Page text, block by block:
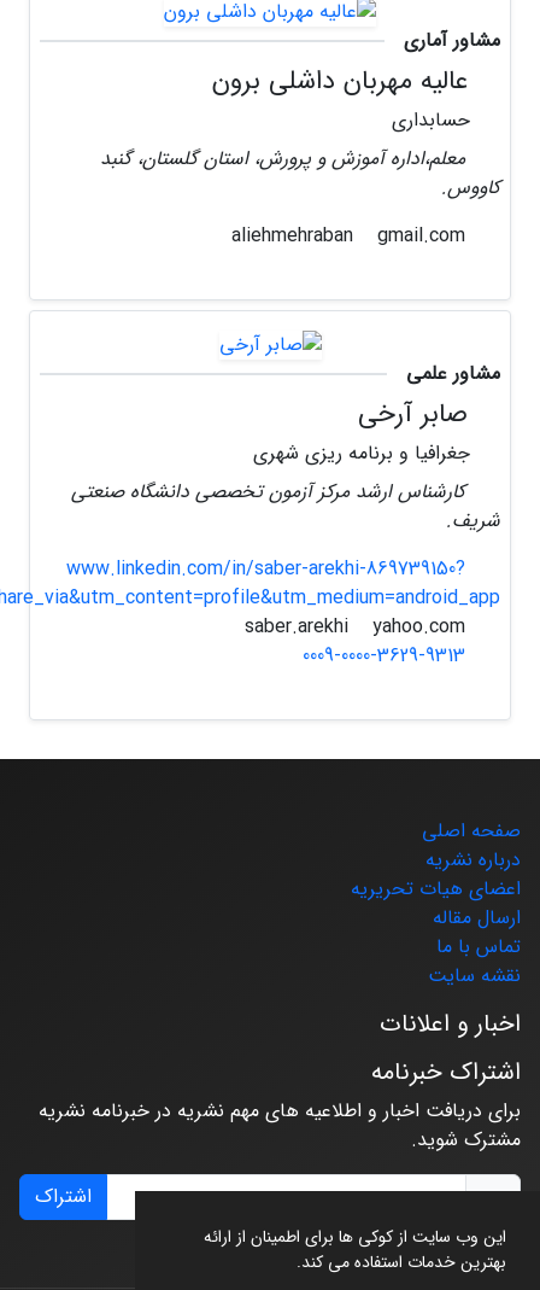
این وب سایت از کوکی ها برای اطمینان از ارائه
بهترین خدمات استفاده می کند.
مشاور آماری
عالیه مهربان داشلی برون
حسابداری
معلم،اداره آموزش و پرورش، استان گلستان، گنبد
کاووس.
gmail.com
مشاور علمی
صابر آرخی
جغرافیا و برنامه ریزی شهری
کارشناس ارشد مرکز آزمون تخصصی دانشگاه صنعتی
شریف.
www.linkedin.com/in/saber-arekhi-869739150?
yahoo.com
0009-0000-3629-9313
صفحه اصلی
درباره نشریه
اعضای هیات تحریریه
ارسال مقاله
تماس با ما
نقشه سایت
اخبار و اعلانات
اشتراک خبرنامه
برای دریافت اخبار و اطلاعیه های مهم نشریه در خبرنامه نشریه
مشترک شوید.
اشتراک